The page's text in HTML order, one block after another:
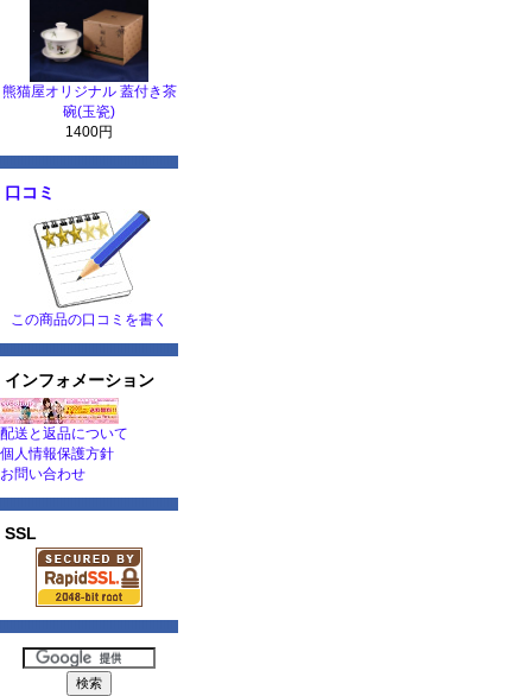
熊猫屋オリジナル 蓋付き茶
碗(玉瓷)
1400円
口コミ
この商品の口コミを書く
インフォメーション
配送と返品について
個人情報保護方針
お問い合わせ
SSL